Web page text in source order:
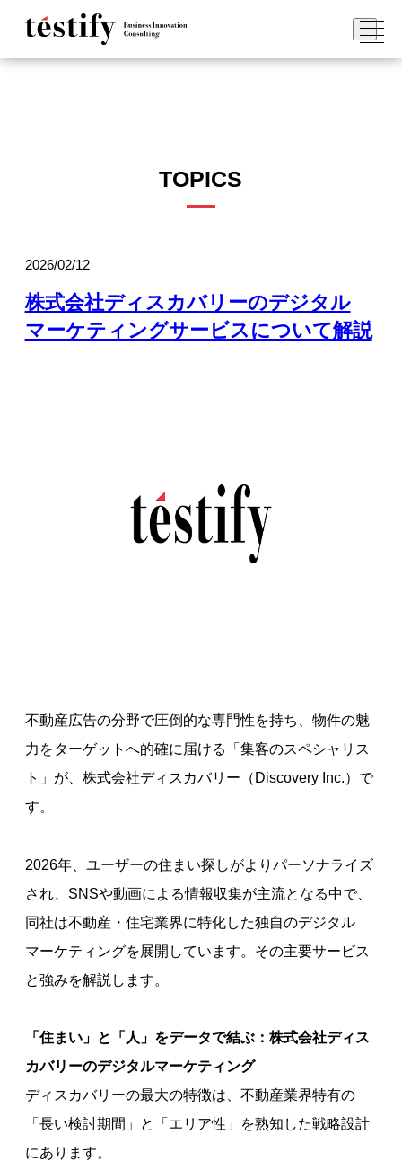
TOPICS
2026/02/12
株式会社ディスカバリーのデジタル
マーケティングサービスについて解説
不動産広告の分野で圧倒的な専門性を持ち、物件の魅
力をターゲットへ的確に届ける「集客のスペシャリス
ト」が、株式会社ディスカバリー（Discovery Inc.）で
す。
2026年、ユーザーの住まい探しがよりパーソナライズ
され、SNSや動画による情報収集が主流となる中で、
同社は不動産・住宅業界に特化した独自のデジタル
マーケティングを展開しています。その主要サービス
と強みを解説します。
「住まい」と「人」をデータで結ぶ：株式会社ディス
カバリーのデジタルマーケティング
ディスカバリーの最大の特徴は、不動産業界特有の
「長い検討期間」と「エリア性」を熟知した戦略設計
にあります。